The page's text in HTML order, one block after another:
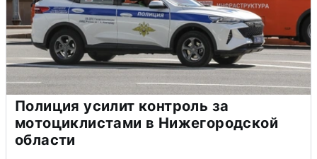
Полиция усилит контроль за
мотоциклистами в Нижегородской
области